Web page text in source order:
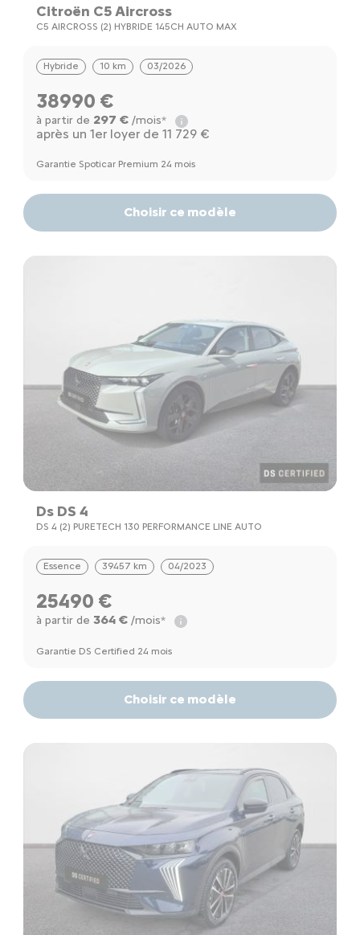
Citroën C5 Aircross
C5 AIRCROSS (2) HYBRIDE 145CH AUTO MAX
Hybride 10 km 03/2026
38990 €
à partir de 297 €/mois*
après un 1er loyer de 11 729 €
Garantie Spoticar Premium 24 mois
Choisir ce modèle
Ds DS 4
DS 4 (2) PURETECH 130 PERFORMANCE LINE AUTO
Essence 39457 km 04/2023
25490 €
à partir de 364 €/mois*
Garantie DS Certified 24 mois
Choisir ce modèle